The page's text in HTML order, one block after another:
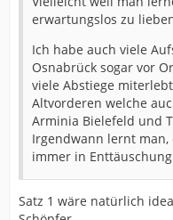
erwartungslos zu
Ich habe auch viele
Osnabrück sogar vor
viele Abstiege
Altvorderen welche
Arminia Bielefeld und
Irgendwann lernt
immer in
Satz 1 wäre natürlich